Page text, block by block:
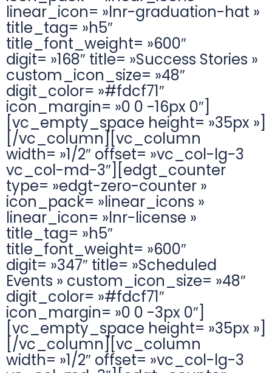
linear_icon= »lnr-graduation-hat »
title_tag= »h5″
title_font_weight= »600″
digit= »168″ title= »Success Stories »
custom_icon_size= »48″
digit_color= »#fdcf71″
icon_margin= »0 0 -16px 0″]
[vc_empty_space height= »35px »]
[/vc_column][vc_column
width= »1/2″ offset= »vc_col-lg-3
vc_col-md-3″][edgt_counter
type= »edgt-zero-counter »
icon_pack= »linear_icons »
linear_icon= »lnr-license »
title_tag= »h5″
title_font_weight= »600″
digit= »347″ title= »Scheduled
Events » custom_icon_size= »48″
digit_color= »#fdcf71″
icon_margin= »0 0 -3px 0″]
[vc_empty_space height= »35px »]
[/vc_column][vc_column
width= »1/2″ offset= »vc_col-lg-3